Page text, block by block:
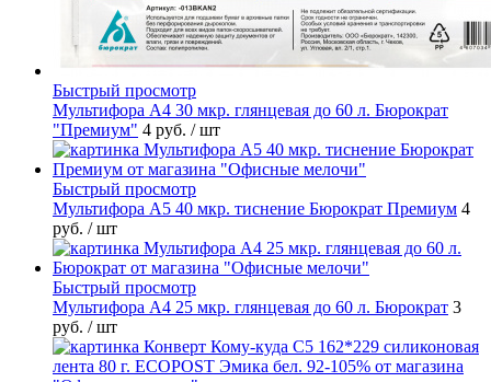
Быстрый просмотр
Мультифора А4 30 мкр. глянцевая до 60 л. Бюрократ
"Премиум" 4 руб. / шт
Быстрый просмотр
Мультифора А5 40 мкр. тиснение Бюрократ Премиум 4
руб. / шт
Быстрый просмотр
Мультифора А4 25 мкр. глянцевая до 60 л. Бюрократ 3
руб. / шт